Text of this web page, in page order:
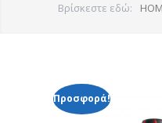
Βρίσκεστε εδώ:
Προσφορά!